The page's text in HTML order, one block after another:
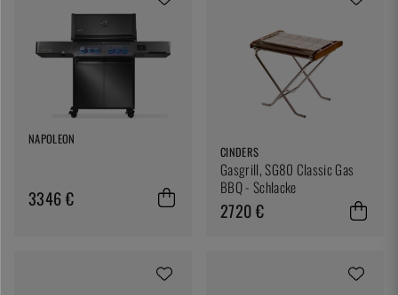
NAPOLEON
3346 €
CINDERS
Gasgrill, SG80 Classic Gas
BBQ - Schlacke
2720 €